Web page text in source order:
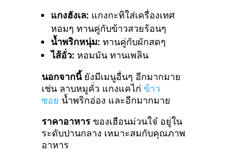
แกงฮังเล: แกงกะทิใส่เครื่องเทศ
หอมๆ ทานคู่กับข้าวสวยร้อนๆ
น้ำพริกหนุ่ม: ทานคู่กับผักสดๆ
ไส้อั่ว: หอมมัน ทานเพลิน
นอกจากนี้ ยังมีเมนูอื่นๆ อีกมากมาย
เช่น ลาบหมูคั่ว แกงแคไก่ ข้าว
ซอย น้ำพริกอ่อง และอีกมากมาย
ราคาอาหาร ของเฮือนม่วนใจ๋ อยู่ใน
ระดับปานกลาง เหมาะสมกับคุณภาพ
อาหาร